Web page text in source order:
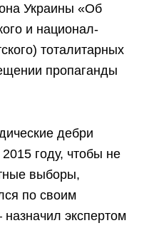
Украины «Об
и национал-
тоталитарных
пропаганды
дебри
году, чтобы не
выборы,
по своим
экспертом